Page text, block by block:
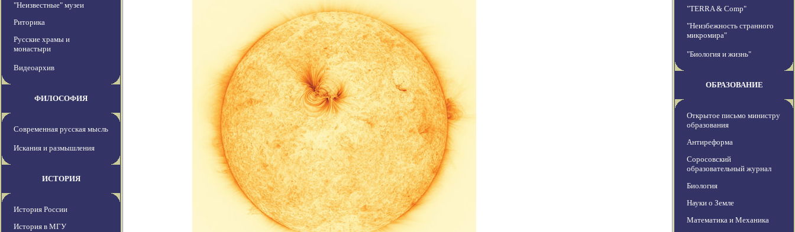
"Неизвестные" музеи
Риторика
Русские храмы и
монастыри
Видеоархив
ФИЛОСОФИЯ
Современная русская мысль
Искания и размышления
ИСТОРИЯ
История России
История в МГУ
"TERRA & Comp"
"Неизбежность странного
микромира"
"Биология и жизнь"
ОБРАЗОВАНИЕ
Открытое письмо министру
образования
Антиреформа
Соросовский
образовательный журнал
Биология
Науки о Земле
Математика и Механика